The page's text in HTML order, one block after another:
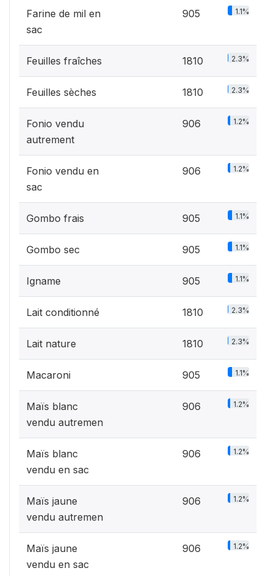
Farine de mil en
sac
905 1.1%
Feuilles fraîches 1810 2.3%
Feuilles sèches 1810 2.3%
Fonio vendu
autrement
906 1.2%
Fonio vendu en
sac
906 1.2%
Gombo frais 905 1.1%
Gombo sec 905 1.1%
Igname 905 1.1%
Lait conditionné 1810 2.3%
Lait nature 1810 2.3%
Macaroni 905 1.1%
Maïs blanc
vendu autremen
906 1.2%
Maïs blanc
vendu en sac
906 1.2%
Maïs jaune
vendu autremen
906 1.2%
Maïs jaune
vendu en sac
906 1.2%